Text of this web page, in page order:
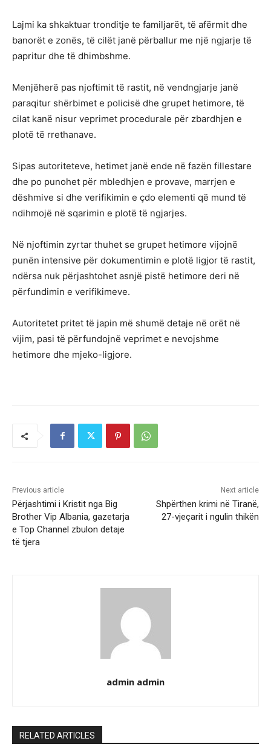
Lajmi ka shkaktuar tronditje te familjarët, të afërmit dhe
banorët e zonës, të cilët janë përballur me një ngjarje të
papritur dhe të dhimbshme.
Menjëherë pas njoftimit të rastit, në vendngjarje janë
paraqitur shërbimet e policisë dhe grupet hetimore, të
cilat kanë nisur veprimet procedurale për zbardhjen e
plotë të rrethanave.
Sipas autoriteteve, hetimet janë ende në fazën fillestare
dhe po punohet për mbledhjen e provave, marrjen e
dëshmive si dhe verifikimin e çdo elementi që mund të
ndihmojë në sqarimin e plotë të ngjarjes.
Në njoftimin zyrtar thuhet se grupet hetimore vijojnë
punën intensive për dokumentimin e plotë ligjor të rastit,
ndërsa nuk përjashtohet asnjë pistë hetimore deri në
përfundimin e verifikimeve.
Autoritetet pritet të japin më shumë detaje në orët në
vijim, pasi të përfundojnë veprimet e nevojshme
hetimore dhe mjeko-ligjore.
Previous article
Përjashtimi i Kristit nga Big
Brother Vip Albania, gazetarja
e Top Channel zbulon detaje
të tjera
Next article
Shpërthen krimi në Tiranë,
27-vjeçarit i ngulin thikën
admin admin
RELATED ARTICLES